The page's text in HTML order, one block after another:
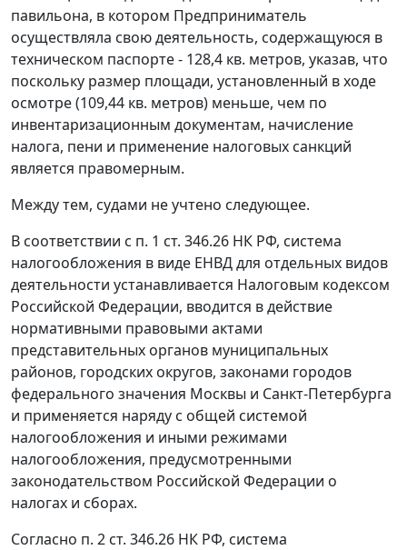
павильона, в котором Предприниматель
осуществляла свою деятельность, содержащуюся в
техническом паспорте - 128,4 кв. метров, указав, что
поскольку размер площади, установленный в ходе
осмотре (109,44 кв. метров) меньше, чем по
инвентаризационным документам, начисление
налога, пени и применение налоговых санкций
является правомерным.
Между тем, судами не учтено следующее.
В соответствии с п. 1 ст. 346.26 НК РФ, система
налогообложения в виде ЕНВД для отдельных видов
деятельности устанавливается Налоговым кодексом
Российской Федерации, вводится в действие
нормативными правовыми актами
представительных органов муниципальных
районов, городских округов, законами городов
федерального значения Москвы и Санкт-Петербурга
и применяется наряду с общей системой
налогообложения и иными режимами
налогообложения, предусмотренными
законодательством Российской Федерации о
налогах и сборах.
Согласно п. 2 ст. 346.26 НК РФ, система